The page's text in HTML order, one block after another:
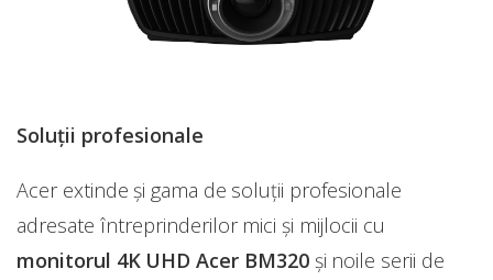
Soluții profesionale
Acer extinde și gama de soluții profesionale
adresate întreprinderilor mici și mijlocii cu
monitorul 4K UHD Acer BM320și noile serii de